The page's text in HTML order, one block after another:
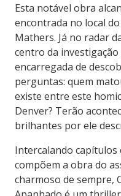
Esta notável obra
encontrada no local
Mathers. Já no radar
centro da
encarregada de
perguntas: quem
existe entre este
Denver? Terão
brilhantes por ele
Intercalando capítulos
compõem a obra do
charmoso de sempre,